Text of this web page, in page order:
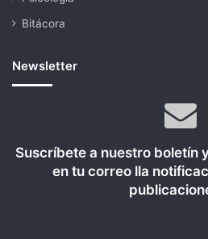
Bitácora
Newsletter
Suscríbete a nuestro boletín
en tu correo lla